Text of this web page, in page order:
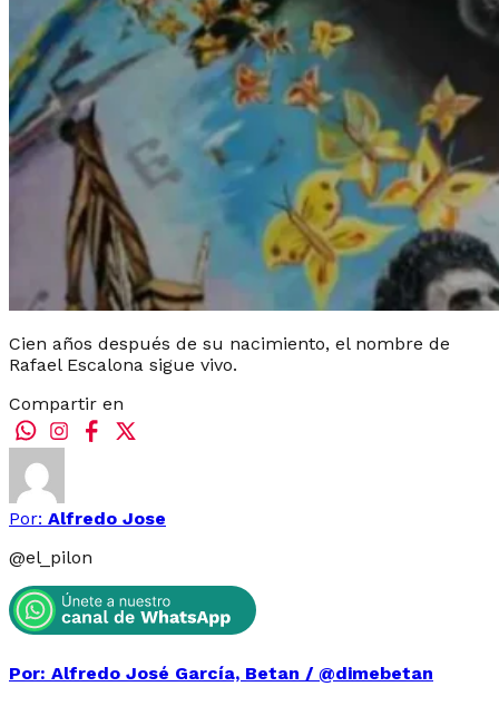
Cien años después de su nacimiento, el nombre de
Rafael Escalona sigue vivo.
Compartir en
Por: Alfredo Jose
@el_pilon
Por: Alfredo José García, Betan / @dimebetan